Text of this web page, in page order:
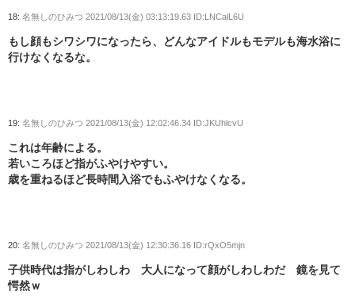
18: 名無しのひみつ 2021/08/13(金) 03:13:19.63 ID:LNCalL6U
もし顔もシワシワになったら、どんなアイドルもモデルも海水浴に
行けなくなるな。
19: 名無しのひみつ 2021/08/13(金) 12:02:46.34 ID:JKUhlcvU
これは年齢による。
若いころほど指がふやけやすい。
歳を重ねるほど長時間入浴でもふやけなくなる。
20: 名無しのひみつ 2021/08/13(金) 12:30:36.16 ID:rQxO5mjn
子供時代は指がしわしわ 大人になって顔がしわしわだ 鏡を見て
愕然ｗ